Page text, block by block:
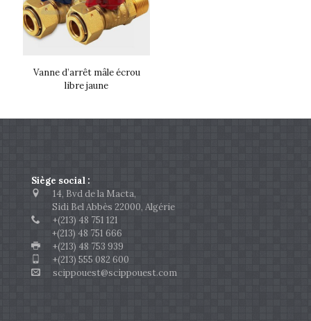
Vanne d’arrêt mâle écrou
libre jaune
Siège social :
14, Bvd de la Macta,
Sidi Bel Abbès 22000, Algérie
+(213) 48 751 121
+(213) 48 751 666
+(213) 48 753 939
+(213) 555 082 600
scippouest@scippouest.com